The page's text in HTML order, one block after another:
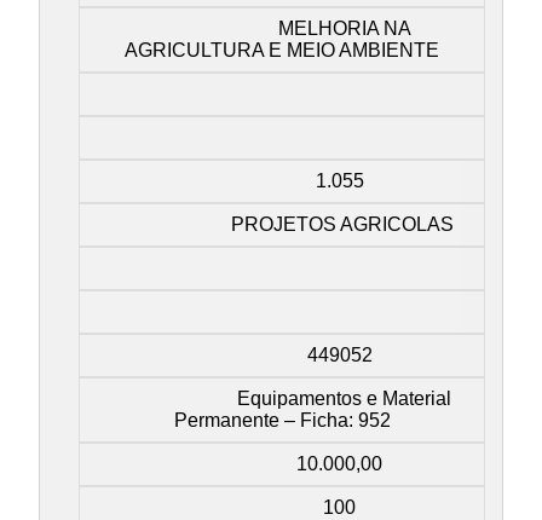
MELHORIA NA
AGRICULTURA E MEIO AMBIENTE
1.055
PROJETOS AGRICOLAS
449052
Equipamentos e Material
Permanente – Ficha: 952
10.000,00
100